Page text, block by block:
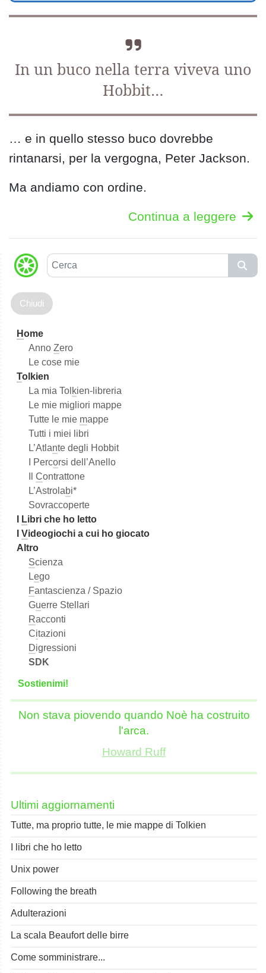
In un buco nella terra viveva uno
Hobbit…
… e in quello stesso buco dovrebbe
rintanarsi, per la vergogna, Peter Jackson.
Ma andiamo con ordine.
Continua a leggere
C
e
c
Home
Anno Zero
Le cose mie
Tolkien
La mia Tol kien-libreria
Le mie migliori mappe
Tutte le mie mappe
Tutti i miei libri
L’Atlante degli Hobbit
I Percorsi dell’Anello
Contrattone
L’Astrolabi*
Sovraccoperte
Libri che ho letto
Videogiochi a cui ho giocato
Altro
Scienza
Lego
Fantascienza / Spazio
Guerre Stellari
Racconti
Citazioni
Digressioni
SDK
Sostienimi!
Non stava piovendo quando Noè ha costruito
l'arca.
Howard Ruff
Ultimi aggiornamenti
Tutte, ma proprio tutte, le mie mappe di Tolkien
I libri che ho letto
Unix power
Following the breath
Adulterazioni
La scala Beaufort delle birre
Come somministrare...